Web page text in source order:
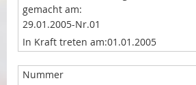
29.01.2005-Nr.01
01.01.2005